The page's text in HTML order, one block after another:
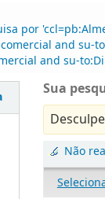
por
and su-
and su-
Sua
Não